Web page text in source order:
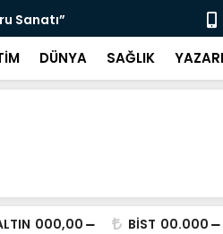
Sanatı” “3 Bin
DÜNYA SAĞLIK
000,00 BİST 00.000